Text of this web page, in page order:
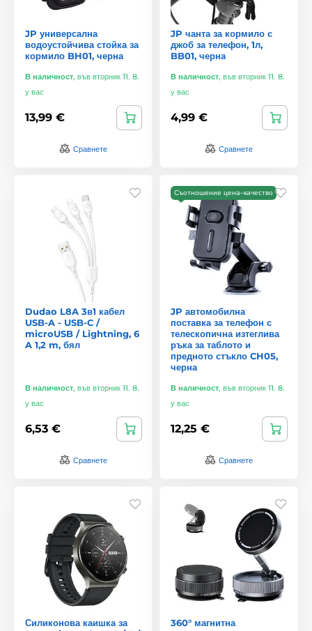
JP универсална
водоустойчива стойка за
кормило BH01, черна
В наличност, във вторник 11. 8.
у вас
13,99 €
Сравнете
JP чанта за кормило с
джоб за телефон, 1л,
BB01, черна
В наличност, във вторник 11. 8.
у вас
4,99 €
Сравнете
Dudao L8A 3в1 кабел
USB-A - USB-C /
microUSB / Lightning, 6
A 1,2 m, бял
В наличност, във вторник 11. 8.
у вас
6,53 €
Сравнете
Съотношение цена–качество
JP автомобилна
поставка за телефон с
телескопична изтеглива
ръка за таблото и
предното стъкло CH05,
черна
В наличност, във вторник 11. 8.
у вас
12,25 €
Сравнете
Силиконова каишка за
360° магнитна